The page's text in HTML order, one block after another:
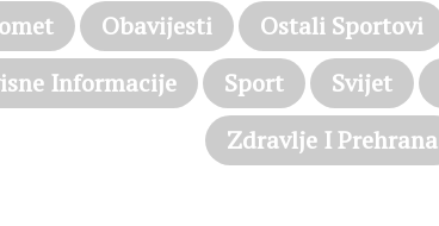
Obavijesti Ostali Sportovi
Informacije Sport Svijet
Zdravlje I Prehrana